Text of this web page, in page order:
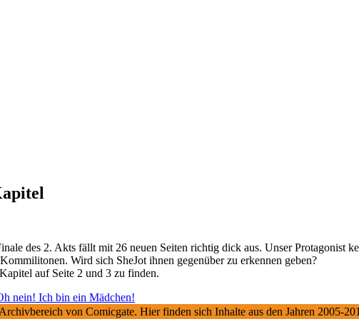
des 2. Akts fällt mit 26 neuen Seiten richtig dick aus. Unser Protagonist
Wird sich SheJot ihnen gegenüber zu erkennen geben?
auf Seite 2 und 3 zu finden.
nein! Ich bin ein Mädchen!
von Comicgate. Hier finden sich Inhalte aus den Jahren 2005-